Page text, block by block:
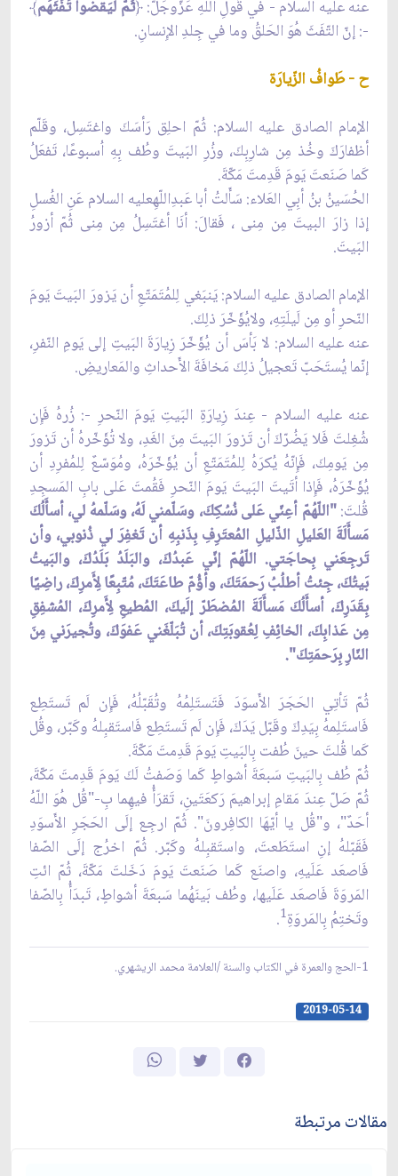
عنه عليه السلام - في قَولِ اللّهِ عَزّوجَلّ:﴿ثُمّ ليَقضوا تَفَثَهُم﴾
-: إنّ التّفَثَ هُوَ الحَلقُ وما في جِلدِ الإِنسانِ.
ح - طَوافُ الزّيارَة
الإمام الصادق عليه السلام: ثُمّ احلِق رَأسَكَ واغتَسِل، وقَلّم
أظفارَكَ وخُذ مِن شارِبِكَ، وزُرِ البَيتَ وطُف بِهِ اُسبوعًا، تَفعَلُ
كَما صَنَعتَ يَومَ قَدِمتَ مَكّةَ.
الحُسَينُ بنُ أبِي العَلاء: سَأَلتُ أبا عَبدِاللّهِعليه السلام عَنِ الغُسلِ
إذا زارَ البيتَ مِن مِنى ، فَقالَ: أنَا أغتَسِلُ مِن مِنى ثُمّ أزورُ
البَيتَ.
الإمام الصادق عليه السلام: يَنبَغي لِلمُتَمَتّعِ أن يَزورَ البَيتَ يَومَ
النّحرِ أو مِن لَيلَتِهِ، ولايُؤَخّرَ ذلِكَ.
عنه عليه السلام: لا بَأسَ أن يُؤَخّرَ زِيارَةَ البَيتِ إلى يَومِ النّفرِ،
إنّما يُستَحَبّ تَعجيلُ ذلِكَ مَخافَةَ الأَحداثِ والمَعاريضِ.
عنه عليه السلام - عِندَ زِيارَةِ البَيتِ يَومَ النّحرِ -: زُرهُ فَإِن
شُغِلتَ فَلا يَضُرّكَ أن تَزورَ البَيتَ مِنَ الغَدِ، ولا تُؤَخّرهُ أن تَزورَ
مِن يَومِكَ، فَإِنّهُ يُكرَهُ لِلمُتَمَتّعِ أن يُؤَخّرَهُ، ومُوَسّعٌ لِلمُفرِدِ أن
يُؤَخّرَهُ، فَإِذا أتَيتَ البَيتَ يَومَ النّحرِ فَقُمتَ عَلى بابِ المَسجِدِ
قُلتَ:"اللّهُمّ أعِنّي عَلى نُسُكِكَ، وسَلّمني لَهُ، وسَلّمهُ لي، أسأَلُكَ
مَسأَلَةَ العَليلِ الذّليلِ المُعتَرِفِ بِذَنبِهِ أن تَغفِرَ لي ذُنوبي، وأن
تَرجِعَني بِحاجَتي. اللّهُمّ إنّي عَبدُكَ، والبَلَدُ بَلَدُكَ، والبَيتُ
بَيتُكَ، جِئتُ أطلُبُ رَحمَتَكَ، وأؤُمّ طاعَتَكَ، مُتّبِعًا لِأَمرِكَ، راضِيًا
بِقَدَرِكَ، أسأَلُكَ مَسأَلَةَ المُضطَرّ إلَيكَ، المُطيعِ لِأَمرِكَ، المُشفِقِ
مِن عَذابِكَ، الخائِفِ لِعُقوبَتِكَ، أن تُبَلّغَني عَفوَكَ، وتُجيرَني مِنَ
النّارِ بِرَحمَتِكَ".
ثُمّ تَأتِي الحَجَرَ الأَسوَدَ فَتَستَلِمُهُ وتُقَبّلُهُ، فَإِن لَم تَستَطِع
فَاستَلِمهُ بِيَدِكَ وقَبّل يَدَكَ، فَإِن لَم تَستَطِع فَاستَقبِلهُ وكَبّر، وقُل
كَما قُلتَ حينَ طُفت بِالبَيتِ يَومَ قَدِمتَ مَكّةَ.
ثُمّ طُف بِالبَيتِ سَبعَةَ أشواطٍ كَما وَصَفتُ لَكَ يَومَ قَدِمتَ مَكّةَ،
ثُمّ صَلّ عِندَ مَقامِ إبراهيمَ رَكعَتَينِ، تَقرَأُ فيهِما بِ-"قُل هُوَ اللّهُ
أحَدٌ"، و"قُل يا أيّهَا الكافِرونَ". ثُمّ ارجِع إلَى الحَجَرِ الأَسوَدِ
فَقَبّلهُ إنِ استَطَعتَ، واستَقبِلهُ وكَبّر. ثُمّ اخرُج إلَى الصّفا
فَاصعَد عَلَيهِ، واصنَع كَما صَنَعتَ يَومَ دَخَلتَ مَكّةَ، ثُمّ ائتِ
المَروَةَ فَاصعَد عَلَيها، وطُف بَينَهُما سَبعَةَ أشواطٍ، تَبدَأُ بِالصّفا
وتَختِمُ بِالمَروَةِ1
.
1-الحج والعمرة في الكتاب والسنة /العلامة محمد الريشهري.
2019-05-14
مقالات مرتبطة